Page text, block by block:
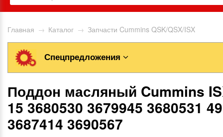
Главная → Каталог → Запчасти Cummins QSK/QSX/ISX
Спецпредложения
Поддон масляный Cummins
15 3680530 3679945 3680531
3687414 3690567